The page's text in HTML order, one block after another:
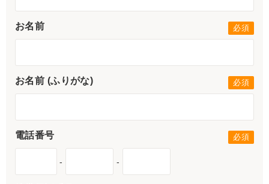
お名前
お名前 (ふりがな)
電話番号
- -